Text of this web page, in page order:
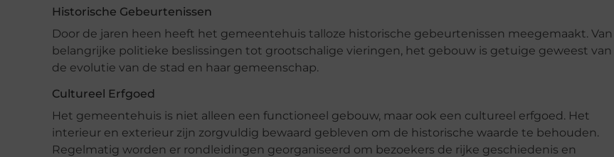
Historische Gebeurtenissen
Door de jaren heen heeft het gemeentehuis talloze historische gebeurtenissen meegemaakt. Van
belangrijke politieke beslissingen tot grootschalige vieringen, het gebouw is getuige geweest van
de evolutie van de stad en haar gemeenschap.
Cultureel Erfgoed
Het gemeentehuis is niet alleen een functioneel gebouw, maar ook een cultureel erfgoed. Het
interieur en exterieur zijn zorgvuldig bewaard gebleven om de historische waarde te behouden.
Regelmatig worden er rondleidingen georganiseerd om bezoekers de rijke geschiedenis en